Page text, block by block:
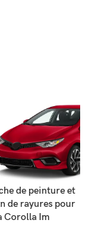
de peinture et
de rayures pour
Corolla Im